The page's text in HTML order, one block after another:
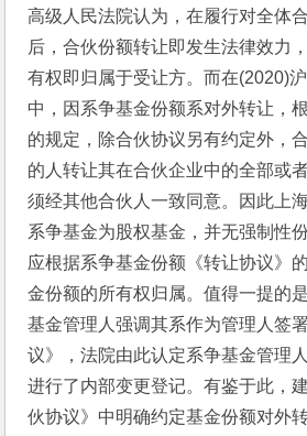
高级人民法院认为，在履行对全体
后，合伙份额转让即发生法律效力
有权即归属于受让方。而在(2020)
中，因系争基金份额系对外转让，
的规定，除合伙协议另有约定外，
的人转让其在合伙企业中的全部或
须经其他合伙人一致同意。因此上
系争基金为股权基金，并无强制性
应根据系争基金份额《转让协议》
金份额的所有权归属。值得一提的
基金管理人强调其系作为管理人签
议》，法院由此认定系争基金管理
进行了内部变更登记。有鉴于此，
伙协议》中明确约定基金份额对外